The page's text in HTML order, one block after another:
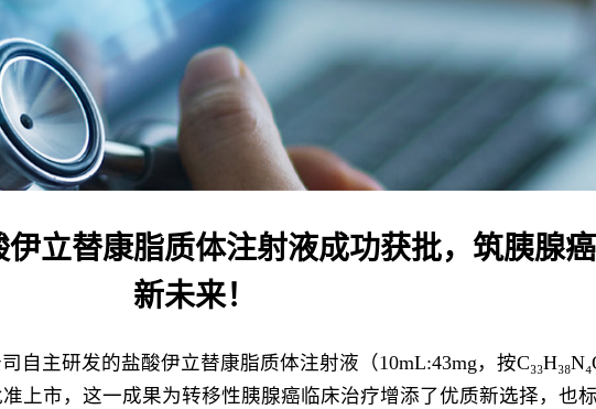
立替康脂质体注射液成功获批，筑胰腺
新未来！
自主研发的盐酸伊立替康脂质体注射液（10mL:43mg，按
上市，这一成果为转移性胰腺癌临床治疗增添了优质新选择，也